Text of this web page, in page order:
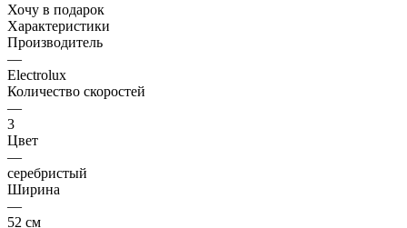
Хочу в подарок
Характеристики
Производитель
—
Electrolux
Количество скоростей
—
3
Цвет
—
серебристый
Ширина
—
52 см